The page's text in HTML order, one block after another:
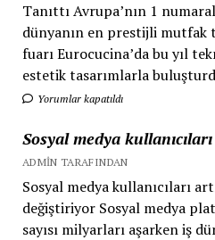
Tanıttı Avrupa’nın 1
dünyanın en prestijli mutfak
fuarı Eurocucina’da bu yıl
estetik tasarımlarla
Yorumlar kapatıldı
Sosyal medya
ADMIN TARAFINDAN
Sosyal medya kullanıcıları
değiştiriyor Sosyal medya
sayısı milyarları aşarken iş